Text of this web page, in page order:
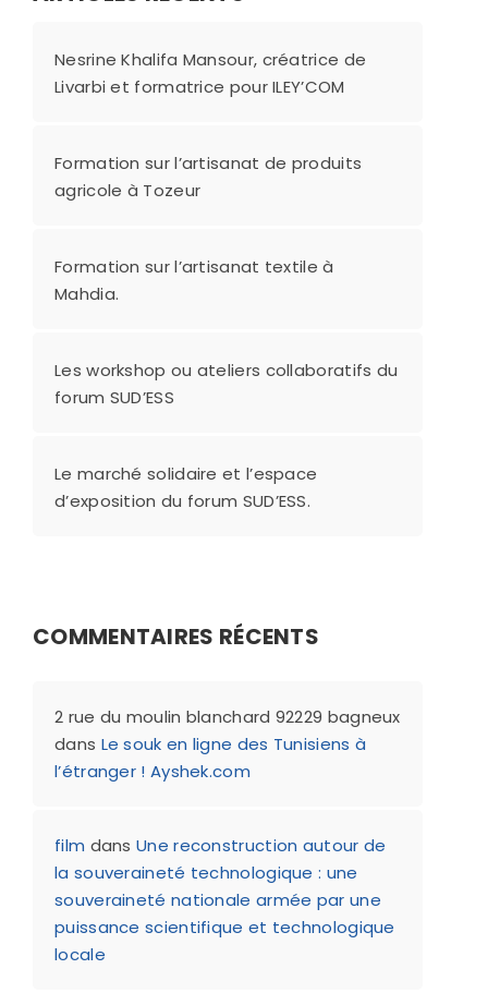
Nesrine Khalifa Mansour, créatrice de
Livarbi et formatrice pour ILEY’COM
Formation sur l’artisanat de produits
agricole à Tozeur
Formation sur l’artisanat textile à
Mahdia.
Les workshop ou ateliers collaboratifs du
forum SUD’ESS
Le marché solidaire et l’espace
d’exposition du forum SUD’ESS.
COMMENTAIRES RÉCENTS
2 rue du moulin blanchard 92229 bagneux
dans Le souk en ligne des Tunisiens à
l’étranger ! Ayshek.com
film dansUne reconstruction autour de
la souveraineté technologique : une
souveraineté nationale armée par une
puissance scientifique et technologique
locale